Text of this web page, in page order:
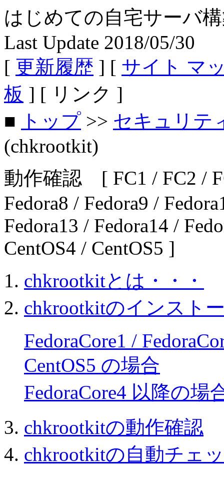
はじめての自宅サーバ構
Last Update 2018/05/30
[ 更新履歴 ] [ サイト マ
板 ] [ リンク ]
■
トップ >> セキュリテ
(chkrootkit)
動作確認 [ FC1 / FC2 /
Fedora8 / Fedora9 /
Fedora13 / Fedora14 /
CentOS4 / CentOS5 ]
chkrootkitとは・・・
chkrootkitのインスト
FedoraCore1 /
CentOS5 の場合
FedoraCore4 以降の場
chkrootkitの動作確認
chkrootkitの自動チェ